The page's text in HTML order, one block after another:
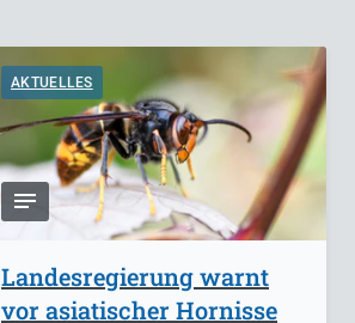
AKTUELLES
Landesregierung warnt
vor asiatischer Hornisse